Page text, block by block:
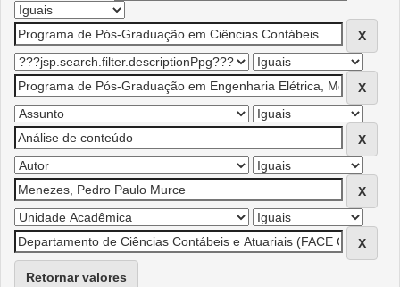
Retornar valores